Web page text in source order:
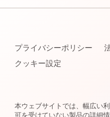
プライバシーポリシー
クッキー設定
本ウェブサイトでは、幅広い
可を受けていない製品の詳細